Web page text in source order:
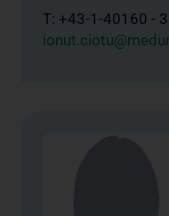
T: +43-1-40160 -